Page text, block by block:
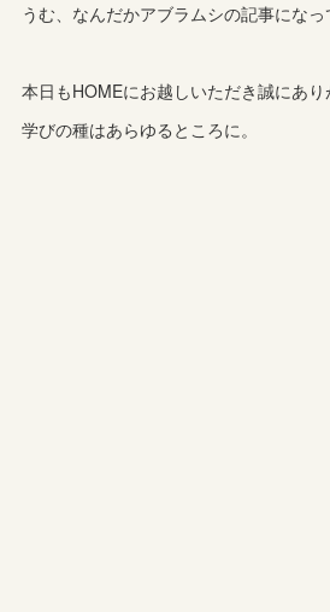
うむ、なんだかアブラムシの記事になっ
本日もHOMEにお越しいただき誠にあり
学びの種はあらゆるところに。